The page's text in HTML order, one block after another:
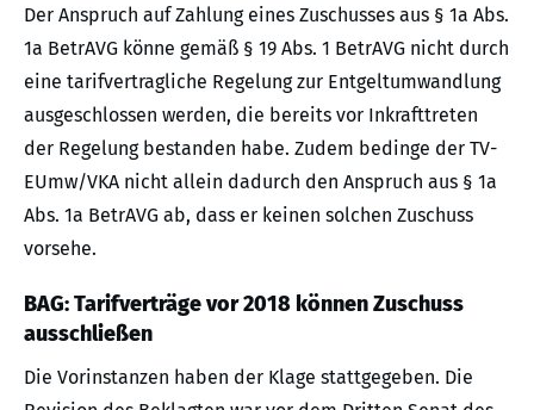
Der Anspruch auf Zahlung eines Zuschusses aus § 1a Abs.
1a BetrAVG könne gemäß § 19 Abs. 1 BetrAVG nicht durch
eine tarifvertragliche Regelung zur Entgeltumwandlung
ausgeschlossen werden, die bereits vor Inkrafttreten
der Regelung bestanden habe. Zudem bedinge der TV-
EUmw/VKA nicht allein dadurch den Anspruch aus § 1a
Abs. 1a BetrAVG ab, dass er keinen solchen Zuschuss
vorsehe.
BAG: Tarifverträge vor 2018 können Zuschuss
ausschließen
Die Vorinstanzen haben der Klage stattgegeben. Die